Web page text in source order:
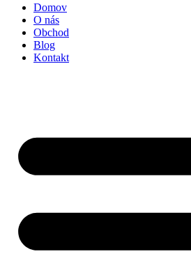
Domov
O nás
Obchod
Blog
Kontakt